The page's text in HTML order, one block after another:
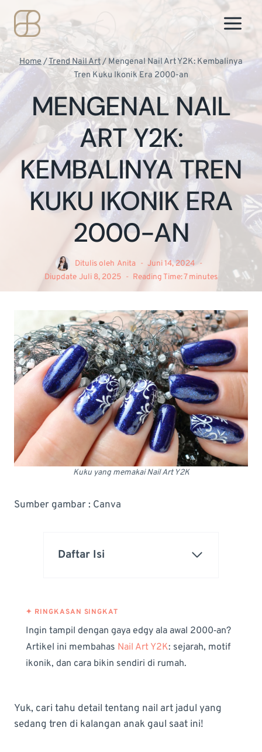
content
Home/Trend Nail Art/ Mengenal Nail Art Y2K: Kembalinya
Tren Kuku Ikonik Era 2000-an
MENGENAL NAIL
ART Y2K:
KEMBALINYA TREN
KUKU IKONIK ERA
2000-AN
Ditulis oleh Anita
Juni 14, 2024
Diupdate Juli 8, 2025 Reading Time:7minutes
Kuku yang memakai Nail Art Y2K
Sumber gambar : Canva
Daftar Isi
Ingin tampil dengan gaya edgy ala awal 2000‑an?
Artikel ini membahas Nail Art Y2K: sejarah, motif
ikonik, dan cara bikin sendiri di rumah.
Yuk, cari tahu detail tentang nail art jadul yang
sedang tren di kalangan anak gaul saat ini!